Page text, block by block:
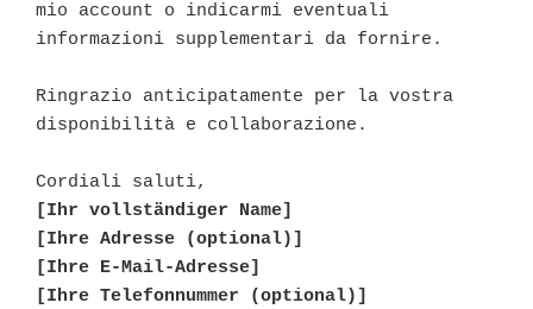
mio account o indicarmi eventuali
informazioni supplementari da fornire.
Ringrazio anticipatamente per la vostra
disponibilità e collaborazione.
[Ihr vollständiger Name]
[Ihre Adresse (optional)]
[Ihre E-Mail-Adresse]
[Ihre Telefonnummer (optional)]